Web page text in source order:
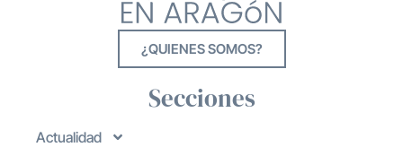
¿QUIENES SOMOS?
Secciones
Actualidad